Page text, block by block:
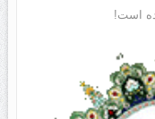
است!